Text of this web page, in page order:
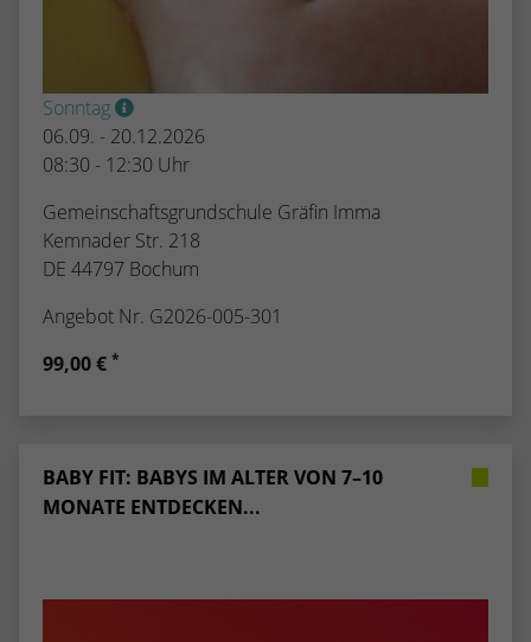
Sonntag
06.09. - 20.12.2026
08:30 - 12:30 Uhr
Gemeinschaftsgrundschule Gräfin Imma
Kemnader Str. 218
DE 44797 Bochum
Angebot Nr. G2026-005-301
99,00 € *
BABY FIT: BABYS IM ALTER VON 7–10
MONATE ENTDECKEN...